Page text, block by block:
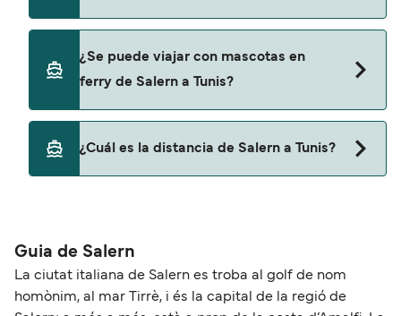
con
¿Se puede viajar con mascotas en
ferry de Salern a Tunis?
Sí, podrás viajar con mascotas a bordo en tu
ferry. Puede que necesites el pasaporte de tus
Grimaldi Lines
¿Cuál es la distancia de Salern a Tunis?
Guia de Salern
La ciutat italiana de Salern es troba al golf de nom
homònim, al mar Tirrè, i és la capital de la regió de